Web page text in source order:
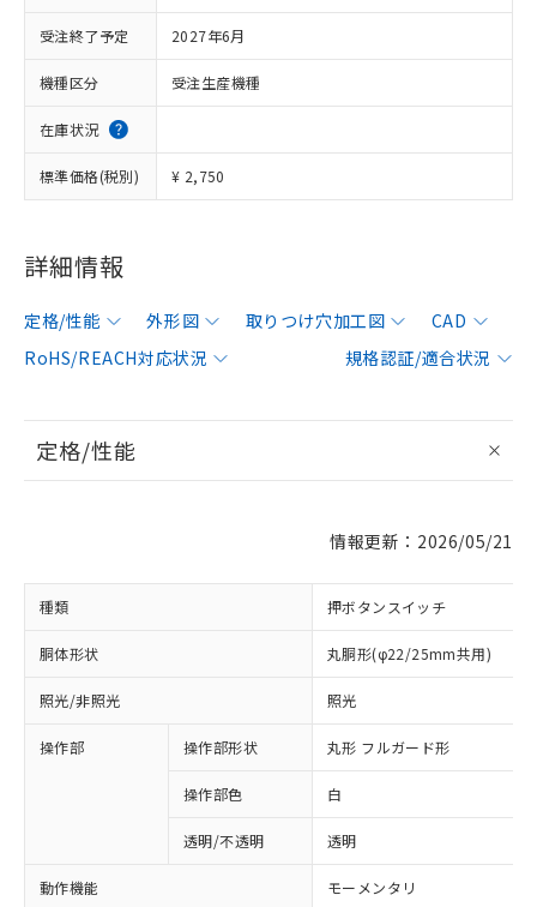
受注終了予定 2027年6月
機種区分 受注生産機種
在庫状況
標準価格(税別) ¥ 2,750
詳細情報
定格/性能 外形図 取りつけ穴加工図
CAD
RoHS/REACH対応状況
規格認証/適合状況
定格/性能
情報更新：2026/05/21
種類 押ボタンスイッチ
胴体形状 丸胴形(φ22/25mm共用)
照光/非照光 照光
操作部 操作部形状 丸形 フルガード形
操作部色 白
透明/不透明 透明
動作機能 モーメンタリ